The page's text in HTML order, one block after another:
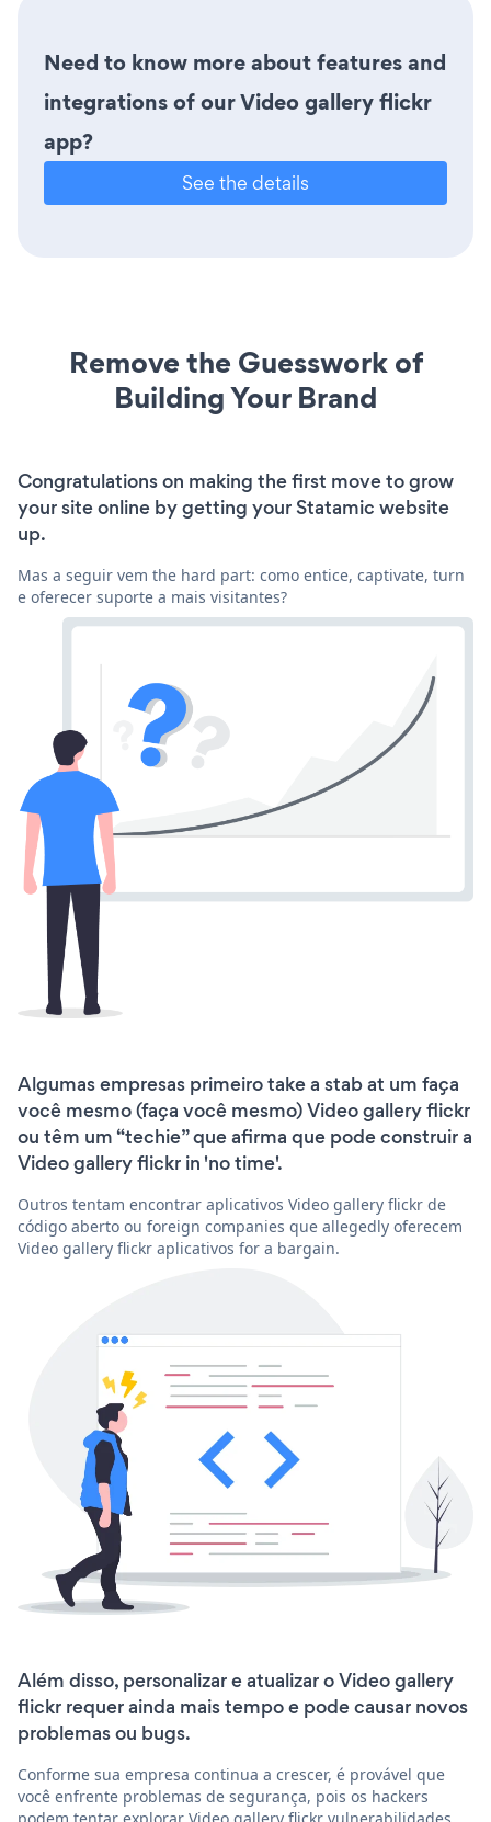
Need to know more about features and
integrations of our Video gallery flickr
app?
See the details
Remove the Guesswork of
Building Your Brand
Congratulations on making the first move to grow
your site online by getting your Statamic website
up.
Mas a seguir vem the hard part: como entice, captivate, turn
e oferecer suporte a mais visitantes?
Algumas empresas primeiro take a stab at um faça
você mesmo (faça você mesmo) Video gallery flickr
ou têm um “techie” que afirma que pode construir a
Video gallery flickr in 'no time'.
Outros tentam encontrar aplicativos Video gallery flickr de
código aberto ou foreign companies que allegedly oferecem
Video gallery flickr aplicativos for a bargain.
Além disso, personalizar e atualizar o Video gallery
flickr requer ainda mais tempo e pode causar novos
problemas ou bugs.
Conforme sua empresa continua a crescer, é provável que
você enfrente problemas de segurança, pois os hackers
podem tentar explorar Video gallery flickr vulnerabilidades